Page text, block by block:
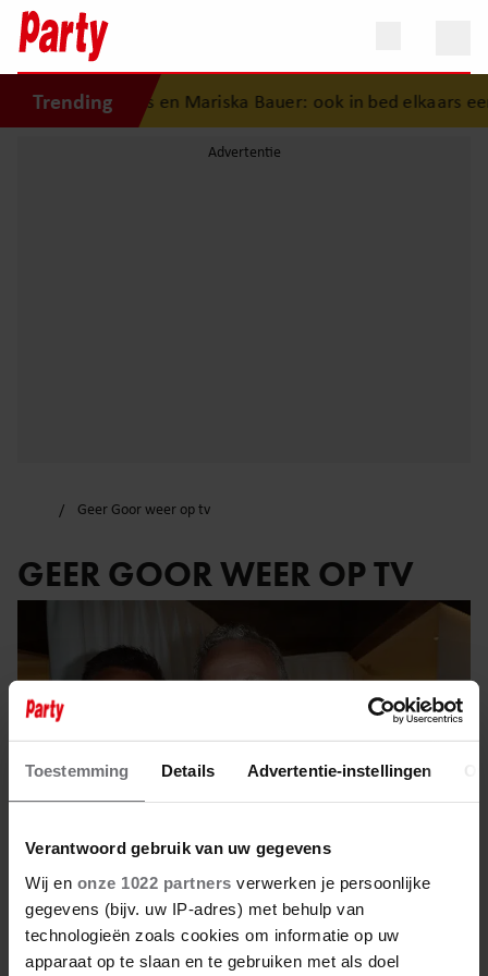
Toestemming Details Advertentie-instellingen
Verantwoord gebruik van uw gegevens
Wij en onze 1022 partners verwerken je persoonlijke
gegevens (bijv. uw IP-adres) met behulp van
technologieën zoals cookies om informatie op uw
apparaat op te slaan en te gebruiken met als doel
Trending
van Frans en Mariska Bauer: ook in bed elkaars
Geer Goor weer op tv
GEER GOOR WEER OP TV
13 oktober 2023